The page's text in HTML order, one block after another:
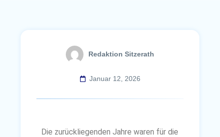
Redaktion Sitzerath
Januar 12, 2026
Die zurückliegenden Jahre waren für die